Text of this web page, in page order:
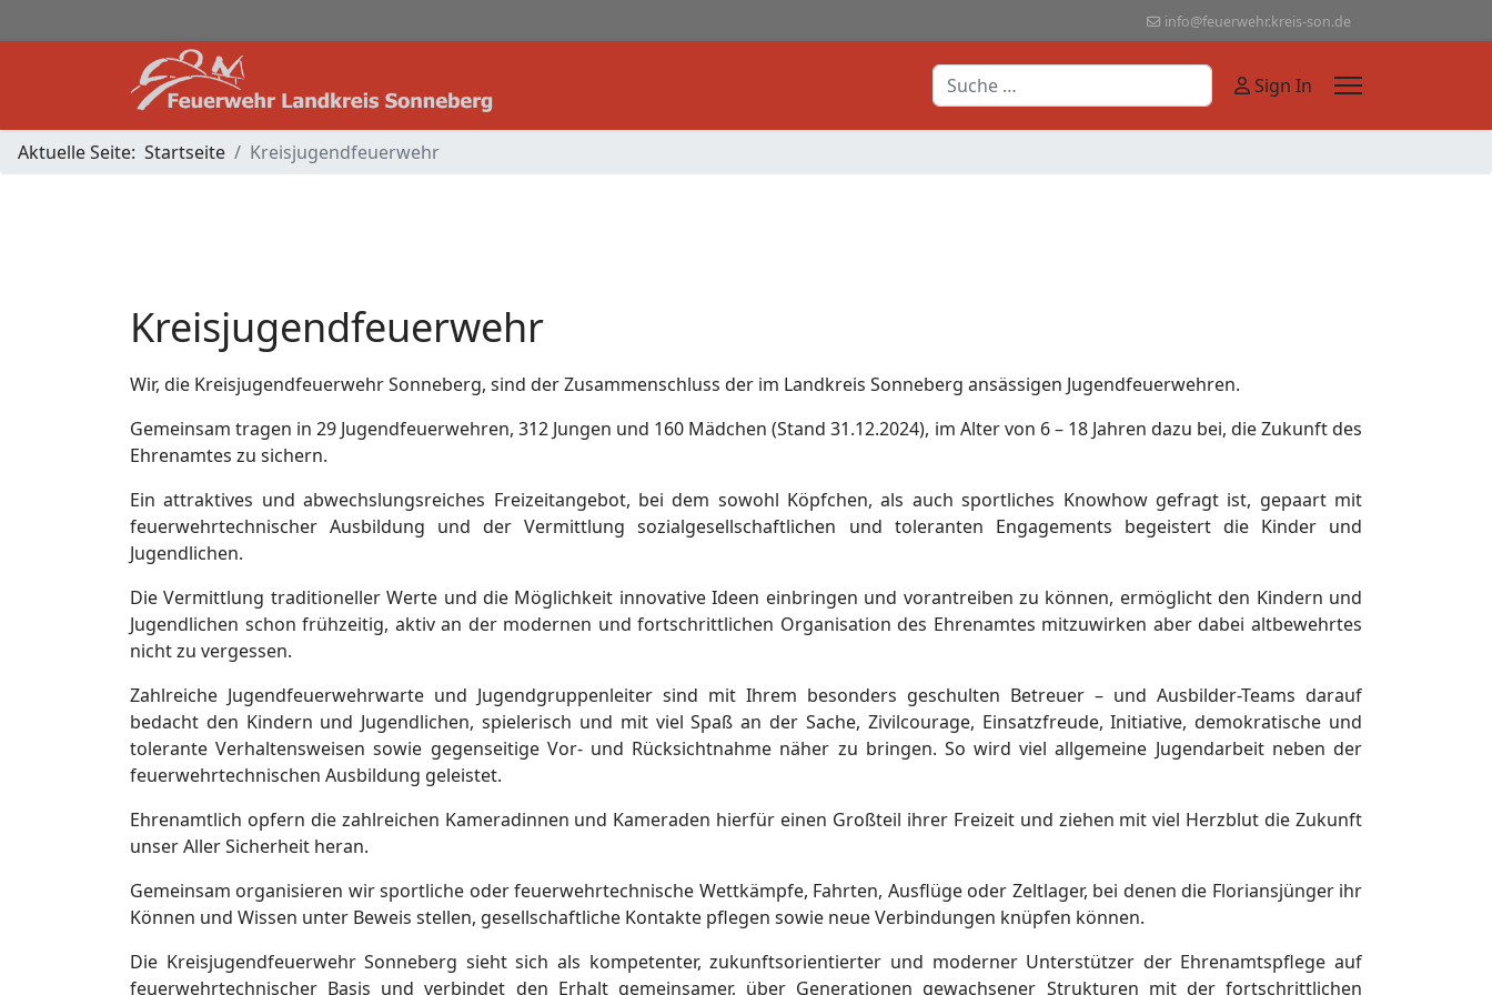
info@feuerwehr.kreis-son.de
Suchen Sign In
Aktuelle Seite: Startseite Kreisjugendfeuerwehr
Kreisjugendfeuerwehr
Wir, die Kreisjugendfeuerwehr Sonneberg, sind der Zusammenschluss der im Landkreis Sonneberg ansässigen Jugendfeuerwehren.
Gemeinsam tragen in 29 Jugendfeuerwehren, 312 Jungen und 160 Mädchen (Stand 31.12.2024), im Alter von 6 – 18 Jahren dazu bei, die Zukunft des
Ehrenamtes zu sichern.
Ein attraktives und abwechslungsreiches Freizeitangebot, bei dem sowohl Köpfchen, als auch sportliches Knowhow gefragt ist, gepaart mit
feuerwehrtechnischer Ausbildung und der Vermittlung sozialgesellschaftlichen und toleranten Engagements begeistert die Kinder und
Jugendlichen.
Die Vermittlung traditioneller Werte und die Möglichkeit innovative Ideen einbringen und vorantreiben zu können, ermöglicht den Kindern und
Jugendlichen schon frühzeitig, aktiv an der modernen und fortschrittlichen Organisation des Ehrenamtes mitzuwirken aber dabei altbewehrtes
nicht zu vergessen.
Zahlreiche Jugendfeuerwehrwarte und Jugendgruppenleiter sind mit Ihrem besonders geschulten Betreuer – und Ausbilder-Teams darauf
bedacht den Kindern und Jugendlichen, spielerisch und mit viel Spaß an der Sache, Zivilcourage, Einsatzfreude, Initiative, demokratische und
tolerante Verhaltensweisen sowie gegenseitige Vor- und Rücksichtnahme näher zu bringen. So wird viel allgemeine Jugendarbeit neben der
feuerwehrtechnischen Ausbildung geleistet.
Ehrenamtlich opfern die zahlreichen Kameradinnen und Kameraden hierfür einen Großteil ihrer Freizeit und ziehen mit viel Herzblut die Zukunft
unser Aller Sicherheit heran.
Gemeinsam organisieren wir sportliche oder feuerwehrtechnische Wettkämpfe, Fahrten, Ausflüge oder Zeltlager, bei denen die Floriansjünger ihr
Können und Wissen unter Beweis stellen, gesellschaftliche Kontakte pflegen sowie neue Verbindungen knüpfen können.
Die Kreisjugendfeuerwehr Sonneberg sieht sich als kompetenter, zukunftsorientierter und moderner Unterstützer der Ehrenamtspflege auf
feuerwehrtechnischer Basis und verbindet den Erhalt gemeinsamer, über Generationen gewachsener Strukturen mit der fortschrittlichen